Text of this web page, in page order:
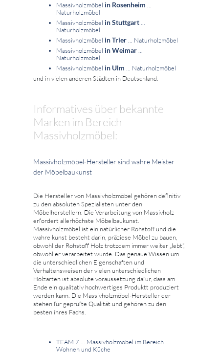
Massivholzmöbel in Rosenheim ...
Naturholzmöbel
Massivholzmöbel in Stuttgart...
Naturholzmöbel
Massivholzmöbel in Trier... Naturholzmöbel
Massivholzmöbel in Weimar...
Naturholzmöbel
Massivholzmöbel in Ulm ... Naturholzmöbel
und in vielen anderen Städten in Deutschland.
Informatives über bekannte
Marken im Bereich
Massivholzmöbel:
Massivholzmöbel-Hersteller sind wahre Meister
der Möbelbaukunst
Die Hersteller von Massivholzmöbel gehören definitiv
zu den absoluten Spezialisten unter den
Möbelherstellern. Die Verarbeitung von Massivholz
erfordert allerhöchste Möbelbaukunst.
Massivholzmöbel ist ein natürlicher Rohstoff und die
wahre kunst besteht darin, präziese Möbel zu bauen,
obwohl der Rohstoff Holz trotzdem immer weiter „lebt“,
obwohl er verarbeitet wurde. Das genaue Wissen um
die unterschiedlichen Eigenschaften und
Verhaltensweisen der vielen unterschiedlichen
Holzarten ist absolute voraussetzung dafür, dass am
Ende ein qualitativ hochwertiges Produktt produziert
werden kann. Die Massivholzmöbel-Hersteller der
stehen für geprüfte Qualität und gehören zu den
besten ihres Fachs.
TEAM 7 ... Massivholzmöbel im Bereich
Wohnen und Küche